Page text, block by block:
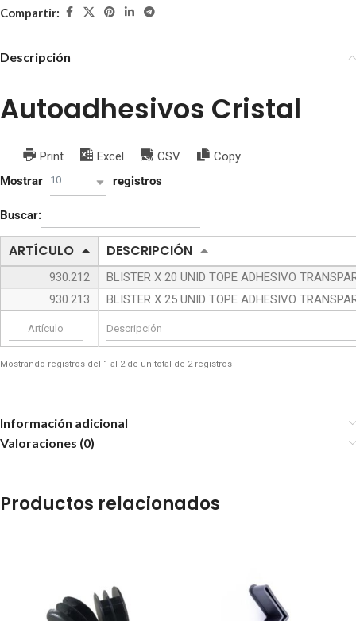
Compartir:
Descripción
Autoadhesivos Cristal
Print Excel CSV
Copy
Mostrar
10 registros
Buscar:
ARTÍCULO DESCRIPCIÓN
930.212
BLISTER X 20 UNID TOPE ADHESIVO
930.213
BLISTER X 25 UNID TOPE ADHESIVO
Mostrando registros del 1 al 2 de un total de 2 registros
Información adicional
Valoraciones (0)
Productos relacionados